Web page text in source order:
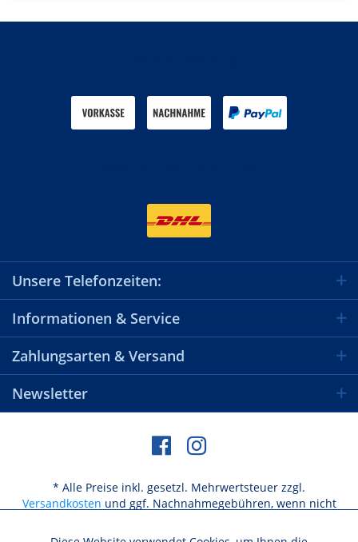
Unsere Telefonzeiten:
Informationen & Service
Zahlungsarten & Versand
Newsletter
* Alle Preise inkl. gesetzl. Mehrwertsteuer zzgl.
Versandkosten und ggf. Nachnahmegebühren, wenn nicht